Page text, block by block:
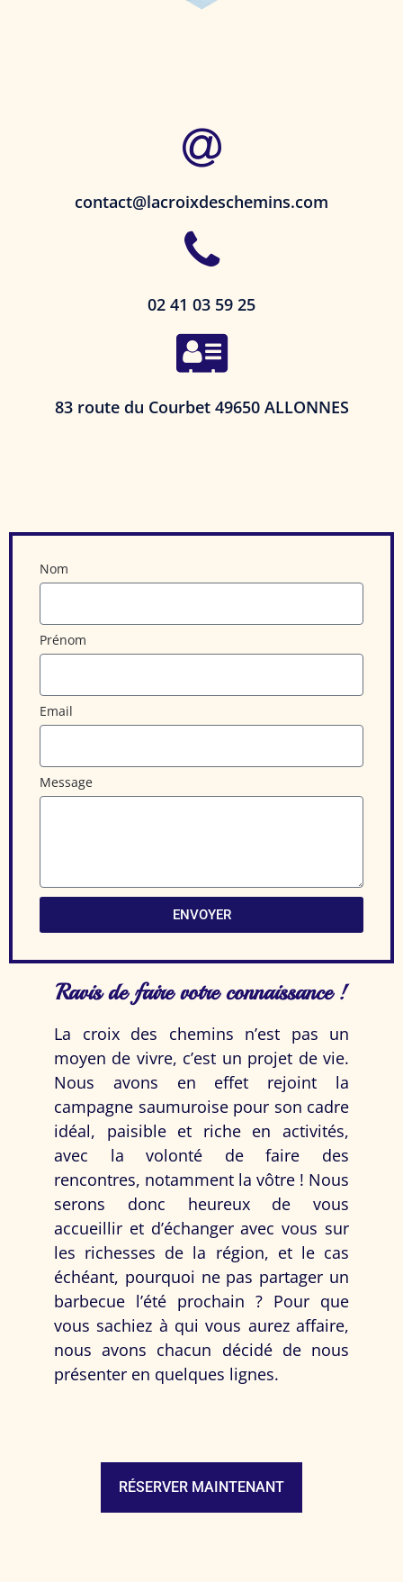
contact@lacroixdeschemins.com
02 41 03 59 25
83 route du Courbet 49650 ALLONNES
Nom
Prénom
Email
Message
ENVOYER
Ravis de faire votre connaissance !
La croix des chemins n’est pas un
moyen de vivre, c’est un projet de vie.
Nous avons en effet rejoint la
campagne saumuroise pour son cadre
idéal, paisible et riche en activités,
avec la volonté de faire des
rencontres, notamment la vôtre ! Nous
serons donc heureux de vous
accueillir et d’échanger avec vous sur
les richesses de la région, et le cas
échéant, pourquoi ne pas partager un
barbecue l’été prochain ? Pour que
vous sachiez à qui vous aurez affaire,
nous avons chacun décidé de nous
présenter en quelques lignes.
RÉSERVER MAINTENANT